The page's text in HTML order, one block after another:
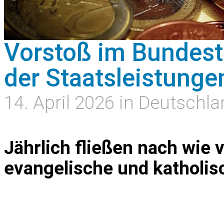
Vorstoß im
der
14. April 2026 in
Jährlich fließen nach wie
evangelische und